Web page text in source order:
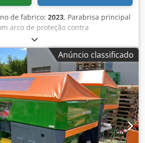
de fabrico: 2023, Parabrisa principal
arco de proteção contra
L, dispositivo de separação /
fábrica. Sensor de inclinação para
eletrônico / ajuste do sistema de
de instalação para sistema de
para equipamentos básicos ZA.
manual. Djdpjt A Udgefx Apijck
Anúncio classificado